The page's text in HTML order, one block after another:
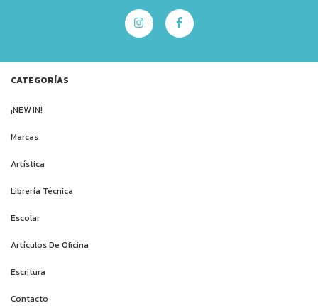
CATEGORÍAS
¡NEW IN!
Marcas
Artística
Librería Técnica
Escolar
Artículos De Oficina
Escritura
Contacto